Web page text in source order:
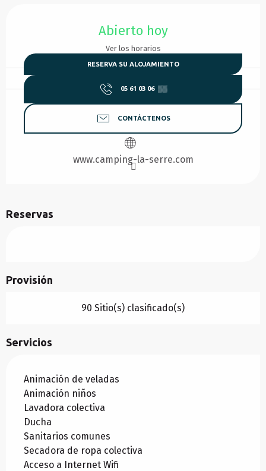
Abierto hoy
Ver los horarios
RESERVA SU ALOJAMIENTO
05 61 03 06 ▒▒
CONTÁCTENOS
www.camping-la-serre.com
Reservas
Provisión
90 Sitio(s) clasificado(s)
Servicios
Animación de veladas
Animación niños
Lavadora colectiva
Ducha
Sanitarios comunes
Secadora de ropa colectiva
Acceso a Internet Wifi